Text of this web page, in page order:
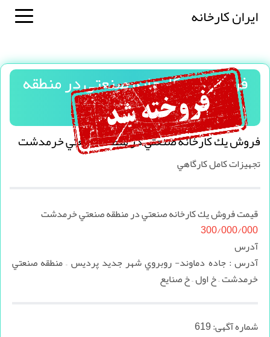
ایران کارخانه
فروش يك كارخانه صنعتي در منطقه
صنعتي خرمدشت
فروش يك كارخانه صنعتي در منطقه صنعتي خرمدشت
تجهيزات كامل كارگاهي
قیمت فروش يك كارخانه صنعتي در منطقه صنعتي خرمدشت
300/000/000
آدرس
آدرس : جاده دماوند- روبروي شهر جديد پرديس – منطقه صنعتي
خرمدشت – خ اول – خ صنايع
شماره آگهی:619